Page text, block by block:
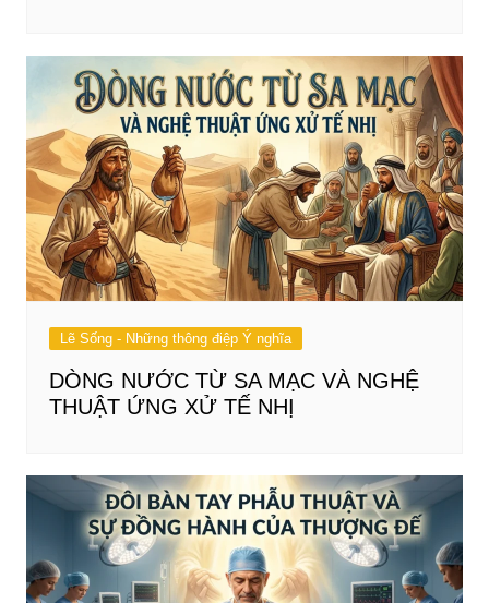
Lẽ Sống - Những thông điệp Ý nghĩa
DÒNG NƯỚC TỪ SA MẠC VÀ NGHỆ
THUẬT ỨNG XỬ TẾ NHỊ